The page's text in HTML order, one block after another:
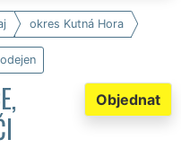
okres Kutná Hora
Objednat